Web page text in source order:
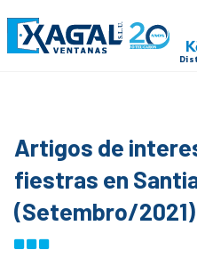
Artigos de
fiestras en
(Setembro/2021)